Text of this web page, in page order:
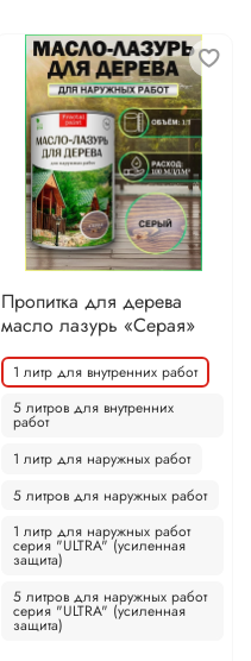
Пропитка для дерева
масло лазурь «Серая»
1 литр для внутренних работ
5 литров для внутренних
работ
1 литр для наружных работ
5 литров для наружных работ
1 литр для наружных работ
серия "ULTRA" (усиленная
защита)
5 литров для наружных работ
серия "ULTRA" (усиленная
защита)